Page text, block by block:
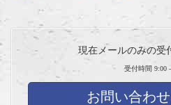
現在メールのみの受
受付時間 9:00
お問い合わ